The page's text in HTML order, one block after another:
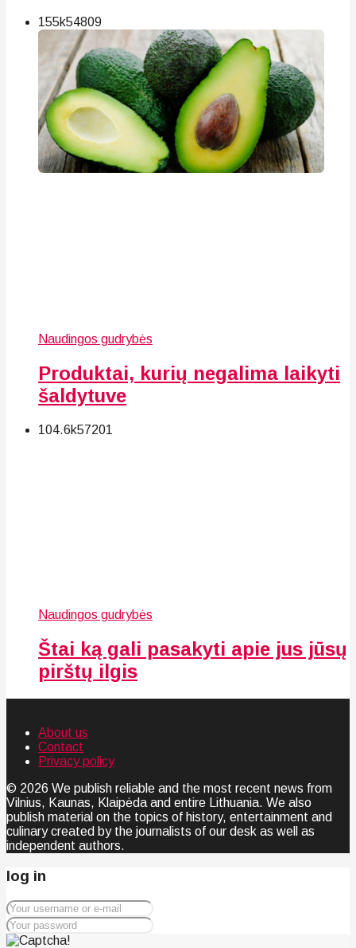
155k54809
Naudingos gudrybės
Produktai, kurių negalima laikyti
šaldytuve
104.6k57201
Naudingos gudrybės
Štai ką gali pasakyti apie jus jūsų
pirštų ilgis
About us
Contact
Privacy policy
© 2026 We publish reliable and the most recent news from
Vilnius, Kaunas, Klaipėda and entire Lithuania. We also
publish material on the topics of history, entertainment and
culinary created by the journalists of our desk as well as
independent authors.
log in